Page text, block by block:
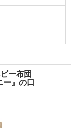
ー布団
ー』の口